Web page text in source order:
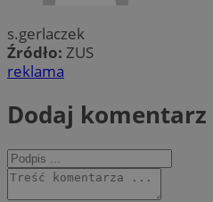
s.gerlaczek
Źródło: ZUS
reklama
Dodaj komentarz